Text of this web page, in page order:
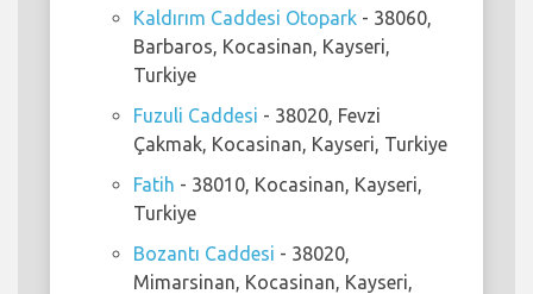
Kaldırım Caddesi Otopark - 38060,
Barbaros, Kocasinan, Kayseri,
Turkiye
Fuzuli Caddesi - 38020, Fevzi
Çakmak, Kocasinan, Kayseri, Turkiye
Fatih - 38010, Kocasinan, Kayseri,
Turkiye
Bozantı Caddesi - 38020,
Mimarsinan, Kocasinan, Kayseri,